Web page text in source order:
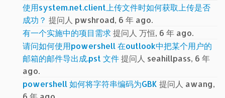
使用system.net.client上传文件时如何获取上传是否
成功？ 提问人 pwshroad, 6 年 ago.
有一个实施中的项目需求提问人 万恒, 6 年 ago.
请问如何使用powershell 在outlook中把某个用户的
邮箱的邮件导出成.pst 文件提问人 seahillpass, 6 年
ago.
powershell 如何将字符串编码为GBK 提问人 awang,